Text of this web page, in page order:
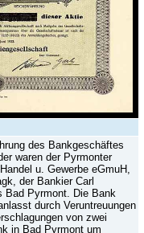
des Bankgeschäftes
waren der Pyrmonter
u. Gewerbe eGmuH,
der Bankier Carl
Bad Pyrmont. Die Bank
durch Veruntreuungen
von zwei
in Bad Pyrmont um